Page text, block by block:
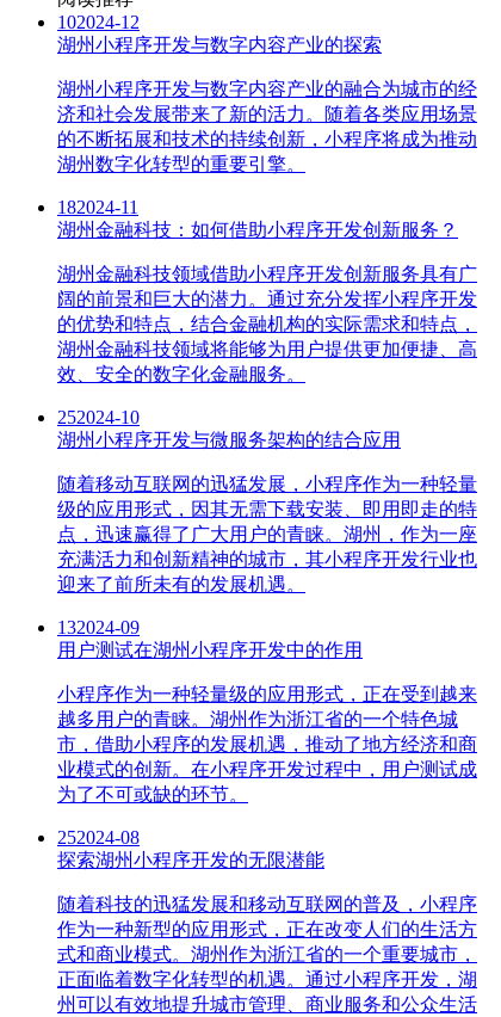
102024-12
湖州小程序开发与数字内容产业的探索
湖州小程序开发与数字内容产业的融合为城市的经
济和社会发展带来了新的活力。随着各类应用场景
的不断拓展和技术的持续创新，小程序将成为推动
湖州数字化转型的重要引擎。
182024-11
湖州金融科技：如何借助小程序开发创新服务？
湖州金融科技领域借助小程序开发创新服务具有广
阔的前景和巨大的潜力。通过充分发挥小程序开发
的优势和特点，结合金融机构的实际需求和特点，
湖州金融科技领域将能够为用户提供更加便捷、高
效、安全的数字化金融服务。
252024-10
湖州小程序开发与微服务架构的结合应用
随着移动互联网的迅猛发展，小程序作为一种轻量
级的应用形式，因其无需下载安装、即用即走的特
点，迅速赢得了广大用户的青睐。湖州，作为一座
充满活力和创新精神的城市，其小程序开发行业也
迎来了前所未有的发展机遇。
132024-09
用户测试在湖州小程序开发中的作用
小程序作为一种轻量级的应用形式，正在受到越来
越多用户的青睐。湖州作为浙江省的一个特色城
市，借助小程序的发展机遇，推动了地方经济和商
业模式的创新。在小程序开发过程中，用户测试成
为了不可或缺的环节。
252024-08
探索湖州小程序开发的无限潜能
随着科技的迅猛发展和移动互联网的普及，小程序
作为一种新型的应用形式，正在改变人们的生活方
式和商业模式。湖州作为浙江省的一个重要城市，
正面临着数字化转型的机遇。通过小程序开发，湖
州可以有效地提升城市管理、商业服务和公众生活